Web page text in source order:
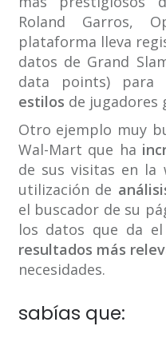
Roland Garros,
plataforma lleva
datos de Grand
data points) para
estilos de jugadores
Otro ejemplo muy
Wal-Mart que ha
de sus visitas en la
utilización de
el buscador de su
los datos que da
resultados más
necesidades.
sabías que: